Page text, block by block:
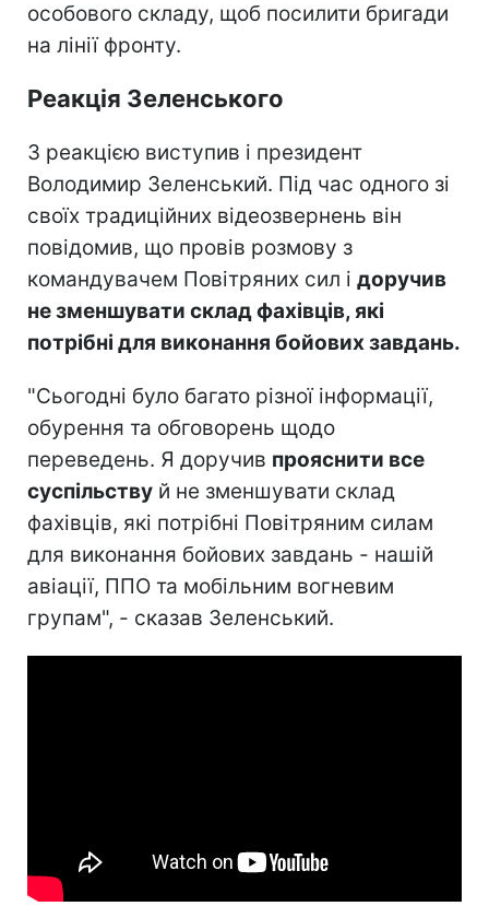
особового складу, щоб посилити бригади
на лінії фронту.
Реакція Зеленського
З реакцією виступив і президент
Володимир Зеленський. Під час одного зі
своїх традиційних відеозвернень він
повідомив, що провів розмову з
командувачем Повітряних сил і доручив
не зменшувати склад фахівців, які
потрібні для виконання бойових завдань.
"Сьогодні було багато різної інформації,
обурення та обговорень щодо
переведень. Я доручив прояснити все
суспільству й не зменшувати склад
фахівців, які потрібні Повітряним силам
для виконання бойових завдань - нашій
авіації, ППО та мобільним вогневим
групам", - сказав Зеленський.